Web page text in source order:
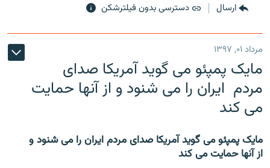
ارسال دسترسی بدون فیلترشکن
مرداد ۰۱, ۱۳۹۷
مایک پمپئو می گوید آمریکا صدای
مردم ایران را می شنود و از آنها حمایت
می کند
مایک پمپئو می گوید آمریکا صدای مردم ایران را می شنود و
از آنها حمایت می کند